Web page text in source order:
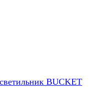
BUCKET